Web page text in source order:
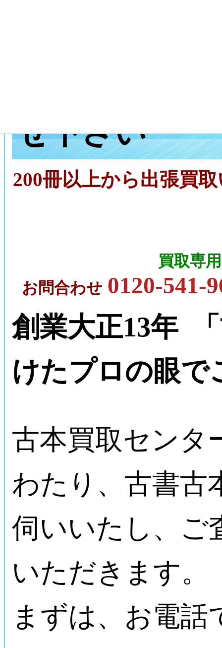
せ下さい
200冊以上から出張買
買取専
お問合わせ 0120-541-
創業大正13年
けたプロの眼で
古本買取センタ
わたり、古書古
伺いいたし、ご
いただきます。
まずは、お電話